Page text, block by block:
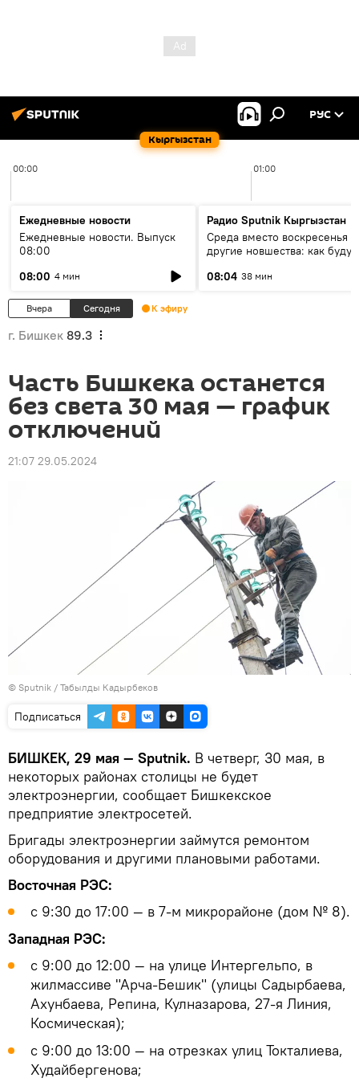
Кыргызстан
РУС
00:00 01:00
Ежедневные новости
Ежедневные новости. Выпуск
08:00
08:00 4 мин
Радио Sputnik Кыргызстан
Среда вместо воскресенья и
другие новшества: как будут
08:04 38 мин
Вчера Сегодня К эфиру
г. Бишкек 89.3
Часть Бишкека останется
без света 30 мая — график
отключений
21:07 29.05.2024
© Sputnik / Табылды Кадырбеков
Подписаться
БИШКЕК, 29 мая — Sputnik. В четверг, 30 мая, в
некоторых районах столицы не будет
электроэнергии, сообщает Бишкекское
предприятие электросетей.
Бригады электроэнергии займутся ремонтом
оборудования и другими плановыми работами.
Восточная РЭС:
с 9:30 до 17:00 — в 7-м микрорайоне (дом № 8).
Западная РЭС:
с 9:00 до 12:00 — на улице Интергельпо, в
жилмассиве "Арча-Бешик" (улицы Садырбаева,
Ахунбаева, Репина, Кулназарова, 27-я Линия,
Космическая);
с 9:00 до 13:00 — на отрезках улиц Токталиева,
Худайбергенова;